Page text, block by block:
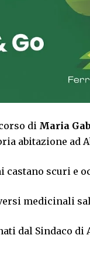
di Maria
abitazione ad
castano scuri e
medicinali
dal Sindaco di